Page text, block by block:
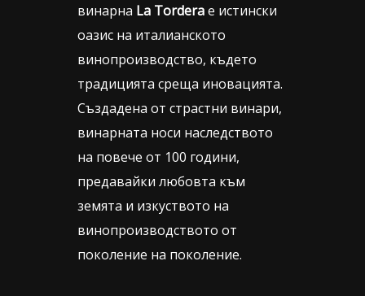
винарна La Torderaе истински
оазис на италианското
винопроизводство, където
традицията среща иновацията.
Създадена от страстни винари,
винарната носи наследството
на повече от 100 години,
предавайки любовта към
земята и изкуството на
винопроизводството от
поколение на поколение.